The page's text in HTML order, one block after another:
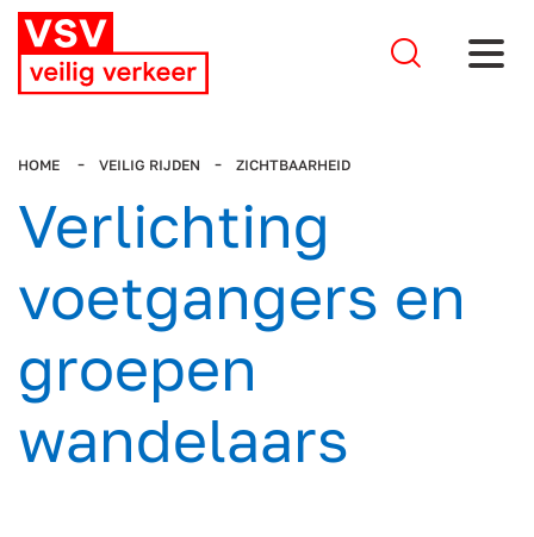
Stel je
HOME VEILIG RIJDEN ZICHTBAARHEID
Verlichting
voetgangers en
groepen
wandelaars